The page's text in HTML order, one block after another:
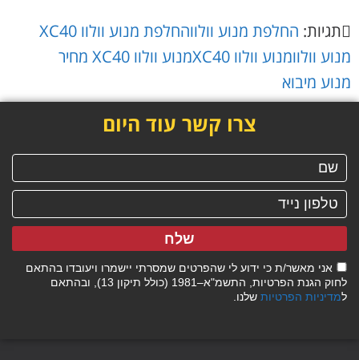
תגיות: החלפת מנוע וולווהחלפת מנוע וולוו XC40
מנוע וולוומנוע וולוו XC40
מנוע וולוו XC40 מחיר
מנוע מיבוא
צרו קשר עוד היום
אני מאשר/ת כי ידוע לי שהפרטים שמסרתי יישמרו ויעובדו בהתאם
לחוק הגנת הפרטיות, התשמ"א–1981 (כולל תיקון 13), ובהתאם
למדיניות הפרטיות שלנו.
שלח